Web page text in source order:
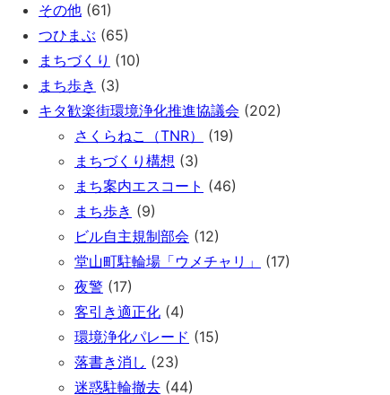
その他 (61)
つひまぶ (65)
まちづくり (10)
まち歩き (3)
キタ歓楽街環境浄化推進協議会 (202)
さくらねこ（TNR）
(19)
まちづくり構想 (3)
まち案内エスコート (46)
まち歩き (9)
ビル自主規制部会 (12)
堂山町駐輪場「ウメチャリ」
(17)
夜警 (17)
客引き適正化 (4)
環境浄化パレード (15)
落書き消し (23)
迷惑駐輪撤去 (44)